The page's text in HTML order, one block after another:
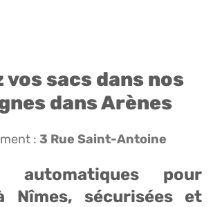
vos sacs dans nos
dans Arènes
: 3 Rue Saint-Antoine
automatiques pour
Nîmes, sécurisées et